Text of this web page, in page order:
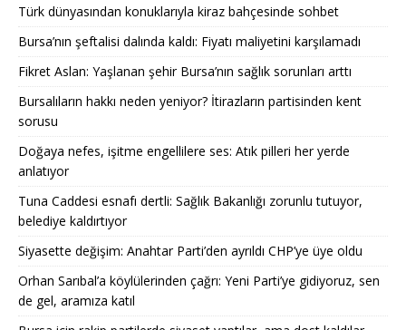
Türk dünyasından konuklarıyla kiraz bahçesinde sohbet
Bursa’nın şeftalisi dalında kaldı: Fiyatı maliyetini karşılamadı
Fikret Aslan: Yaşlanan şehir Bursa’nın sağlık sorunları arttı
Bursalıların hakkı neden yeniyor? İtirazların partisinden kent
sorusu
Doğaya nefes, işitme engellilere ses: Atık pilleri her yerde
anlatıyor
Tuna Caddesi esnafı dertli: Sağlık Bakanlığı zorunlu tutuyor,
belediye kaldırtıyor
Siyasette değişim: Anahtar Parti’den ayrıldı CHP’ye üye oldu
Orhan Sarıbal’a köylülerinden çağrı: Yeni Parti’ye gidiyoruz, sen
de gel, aramıza katıl